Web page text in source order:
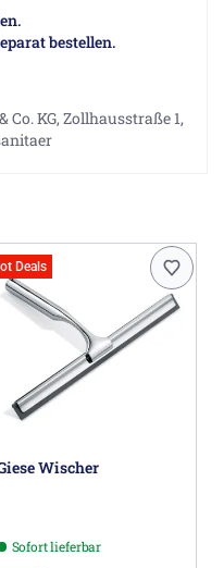
bestellen.
KG, Zollhausstraße 1,
Deals
Wischer
Sofort lieferbar